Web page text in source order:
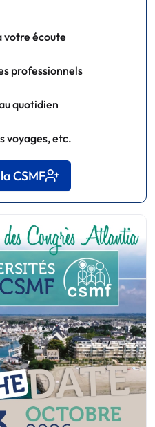
votre écoute
professionnels
quotidien
voyages, etc.
CSMF